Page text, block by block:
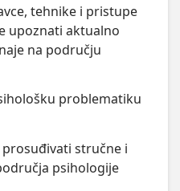
tehnike i pristupe
upoznati aktualno
na području
problematiku
stručne i
psihologije